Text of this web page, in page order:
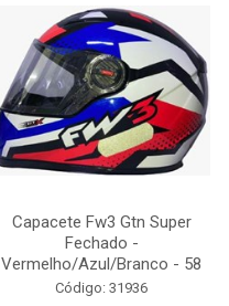
Capacete Fw3 Gtn Super
Fechado -
Vermelho/Azul/Branco - 58
Código: 31936